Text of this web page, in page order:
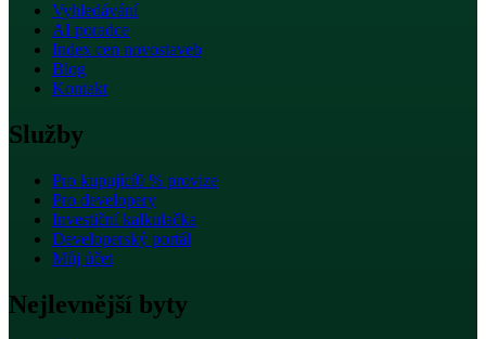
Vyhledávání
AI poradce
Index cen novostaveb
Blog
Kontakt
Služby
Pro kupující0 % provize
Pro developery
Investiční kalkulačka
Developerský portál
Můj účet
Nejlevnější byty